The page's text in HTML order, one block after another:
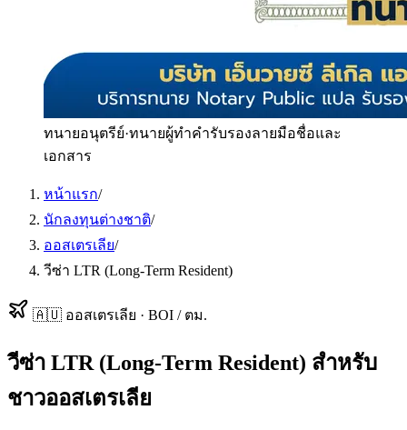
ทนายอนุตรีย์·ทนายผู้ทำคำรับรองลายมือชื่อและ
เอกสาร
หน้าแรก/
นักลงทุนต่างชาติ/
ออสเตรเลีย/
วีซ่า LTR (Long-Term Resident)
🇦🇺 ออสเตรเลีย · BOI / ตม.
วีซ่า LTR (Long-Term Resident) สำหรับ
ชาวออสเตรเลีย